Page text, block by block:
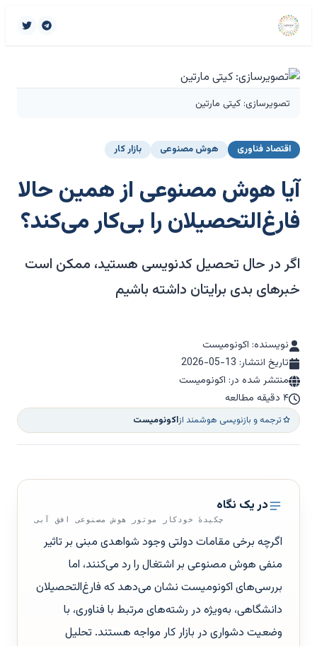
تصویرسازی: کیتی مارتین
اقتصاد فناوری هوش مصنوعی بازار کار
آیا هوش مصنوعی از همین حالا
فارغ‌التحصیلان را بی‌کار می‌کند؟
اگر در حال تحصیل کدنویسی هستید، ممکن است
خبرهای بدی برایتان داشته باشیم
نویسنده: اکونومیست
تاریخ انتشار: 2026-05-13
منتشر شده در: اکونومیست
۴ دقیقه مطالعه
ترجمه و بازنویسی هوشمند ازاکونومیست
در یک نگاه
چکیدهٔ خودکار موتور هوش مصنوعی افق آبی
اگرچه برخی مقامات دولتی وجود شواهدی مبنی بر تاثیر
منفی هوش مصنوعی بر اشتغال را رد می‌کنند، اما
بررسی‌های اکونومیست نشان می‌دهد که فارغ‌التحصیلان
دانشگاهی، به‌ویژه در رشته‌های مرتبط با فناوری، با
وضعیت دشواری در بازار کار مواجه هستند. تحلیل